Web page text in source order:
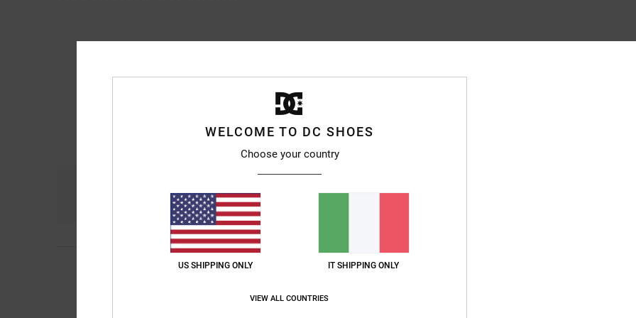
4.8
basato su
4.8
4.6
Michael
Mostra originale - English
WELCOME TO DC SHOES
Choose your country
US SHIPPING ONLY IT SHIPPING ONLY
VIEW ALL COUNTRIES